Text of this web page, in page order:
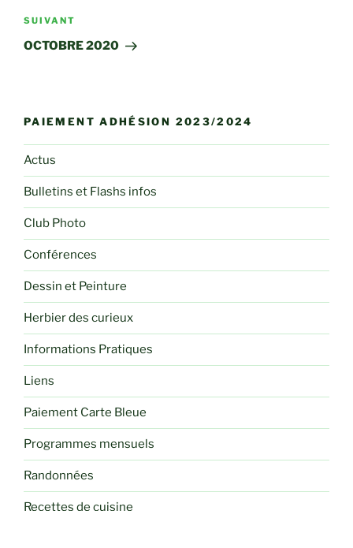
Article
suivant
SUIVANT
OCTOBRE 2020
PAIEMENT ADHÉSION 2023/2024
Actus
Bulletins et Flashs infos
Club Photo
Conférences
Dessin et Peinture
Herbier des curieux
Informations Pratiques
Liens
Paiement Carte Bleue
Programmes mensuels
Randonnées
Recettes de cuisine